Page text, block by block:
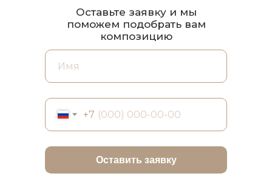
+7
Оставить заявку
Оставьте заявку и мы
поможем подобрать вам
композицию